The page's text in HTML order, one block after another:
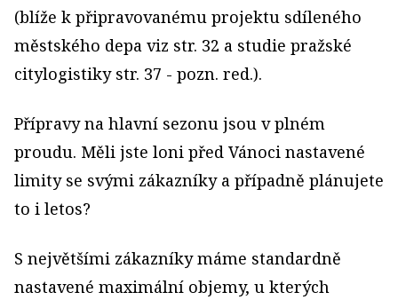
(blíže k připravovanému projektu sdíleného
městského depa viz str. 32 a studie pražské
citylogistiky str. 37 - pozn. red.).
Přípravy na hlavní sezonu jsou v plném
proudu. Měli jste loni před Vánoci nastavené
limity se svými zákazníky a případně plánujete
to i letos?
S největšími zákazníky máme standardně
nastavené maximální objemy, u kterých